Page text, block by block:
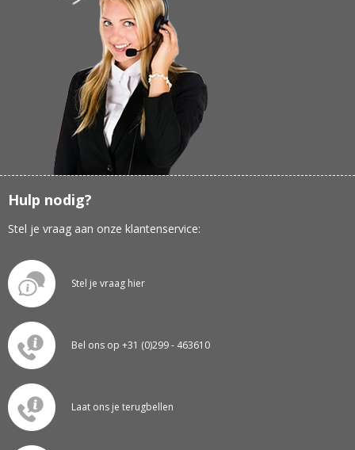
Hulp nodig?
Stel je vraag aan onze klantenservice:
Stel je vraag hier
Bel ons op +31 (0)299 - 463610
Laat ons je terugbellen